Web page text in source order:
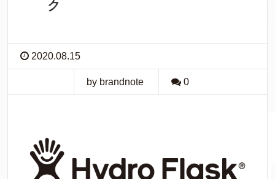
ク
2020.08.15
by brandnote 0